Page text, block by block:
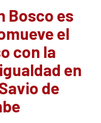
Bosco es
el
con la
en
de